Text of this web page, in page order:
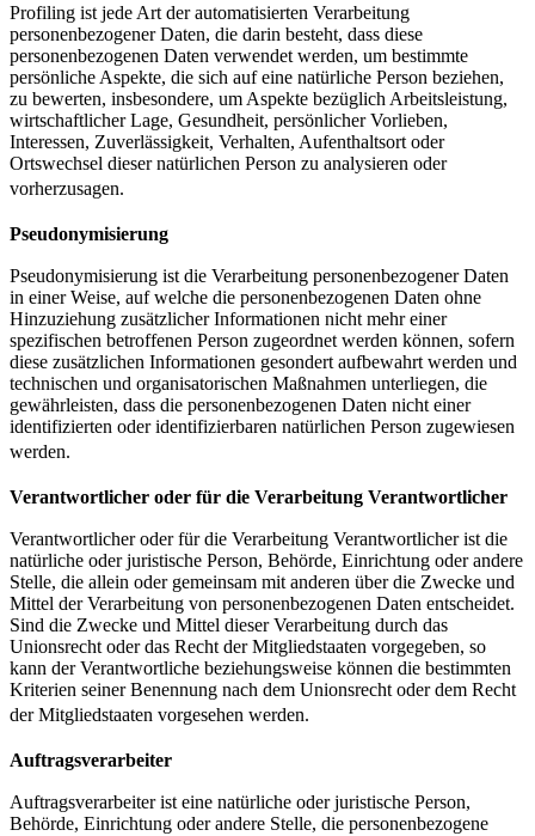
Profiling ist jede Art der automatisierten Verarbeitung
personenbezogener Daten, die darin besteht, dass diese
personenbezogenen Daten verwendet werden, um bestimmte
persönliche Aspekte, die sich auf eine natürliche Person beziehen,
zu bewerten, insbesondere, um Aspekte bezüglich Arbeitsleistung,
wirtschaftlicher Lage, Gesundheit, persönlicher Vorlieben,
Interessen, Zuverlässigkeit, Verhalten, Aufenthaltsort oder
Ortswechsel dieser natürlichen Person zu analysieren oder
vorherzusagen.
Pseudonymisierung
Pseudonymisierung ist die Verarbeitung personenbezogener Daten
in einer Weise, auf welche die personenbezogenen Daten ohne
Hinzuziehung zusätzlicher Informationen nicht mehr einer
spezifischen betroffenen Person zugeordnet werden können, sofern
diese zusätzlichen Informationen gesondert aufbewahrt werden und
technischen und organisatorischen Maßnahmen unterliegen, die
gewährleisten, dass die personenbezogenen Daten nicht einer
identifizierten oder identifizierbaren natürlichen Person zugewiesen
werden.
Verantwortlicher oder für die Verarbeitung Verantwortlicher
Verantwortlicher oder für die Verarbeitung Verantwortlicher ist die
natürliche oder juristische Person, Behörde, Einrichtung oder andere
Stelle, die allein oder gemeinsam mit anderen über die Zwecke und
Mittel der Verarbeitung von personenbezogenen Daten entscheidet.
Sind die Zwecke und Mittel dieser Verarbeitung durch das
Unionsrecht oder das Recht der Mitgliedstaaten vorgegeben, so
kann der Verantwortliche beziehungsweise können die bestimmten
Kriterien seiner Benennung nach dem Unionsrecht oder dem Recht
der Mitgliedstaaten vorgesehen werden.
Auftragsverarbeiter
Auftragsverarbeiter ist eine natürliche oder juristische Person,
Behörde, Einrichtung oder andere Stelle, die personenbezogene